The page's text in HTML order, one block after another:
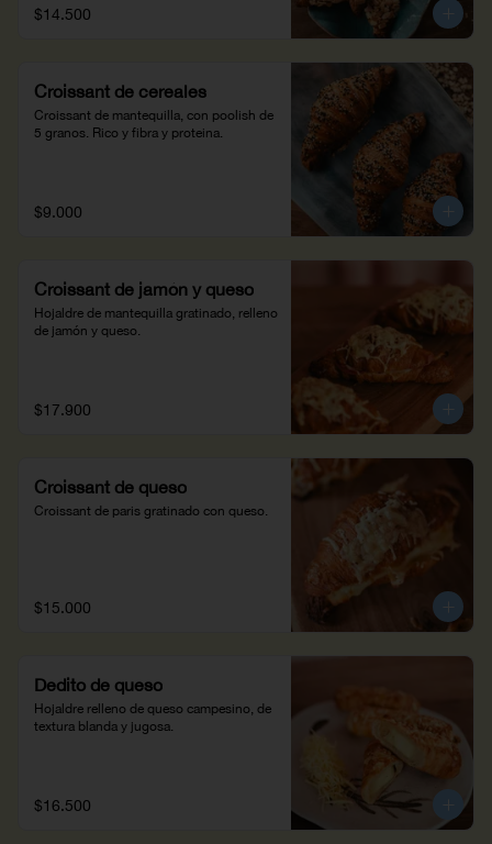
$14.500
Croissant de cereales
Croissant de mantequilla, con poolish de
5 granos. Rico y fibra y proteina.
$9.000
Croissant de jamón y queso
Hojaldre de mantequilla gratinado, relleno
de jamón y queso.
$17.900
Croissant de queso
Croissant de paris gratinado con queso.
$15.000
Dedito de queso
Hojaldre relleno de queso campesino, de
textura blanda y jugosa.
$16.500